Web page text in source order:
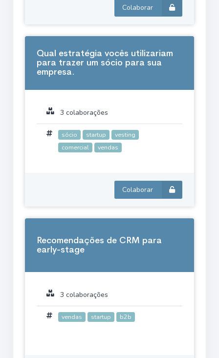
Colaborar
Qual estratégia vocês utilizariam
para trazer um sócio para sua
empresa.
3 colaborações
sócio startup
vesting
comercial
vendas
Colaborar
Recomendações de CRM para
early-stage
3 colaborações
vendas startup b2b